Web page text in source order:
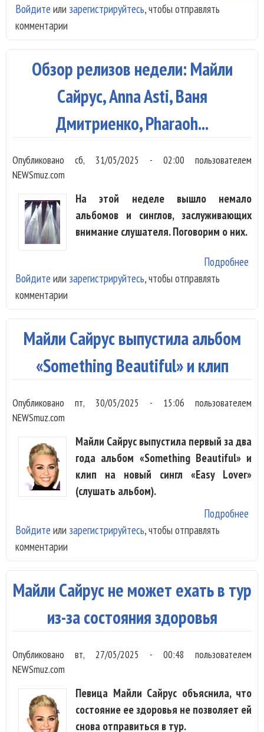
Войдите или зарегистрируйтесь, чтобы отправлять
комментарии
Обзор релизов недели: Майли
Сайрус, Anna Asti, Ваня
Дмитриенко, Pharaoh...
Опубликованосб, 31/05/2025 - 02:00 пользователем
NEWSmuz.com
На этой неделе вышло немало
альбомов и синглов, заслуживающих
внимание слушателя. Поговорим о них.
Подробнее
Войдите или зарегистрируйтесь, чтобы отправлять
комментарии
Майли Сайрус выпустила альбом
«Something Beautiful» и клип
Опубликованопт, 30/05/2025 - 15:06 пользователем
NEWSmuz.com
Майли Сайрус выпустила первый за два
года альбом «Something Beautiful» и
клип на новый сингл «Easy Lover»
(слушать альбом).
Подробнее
Войдите или зарегистрируйтесь, чтобы отправлять
комментарии
Майли Сайрус не может ехать в тур
из-за состояния здоровья
Опубликовановт, 27/05/2025 - 00:48 пользователем
NEWSmuz.com
Певица Майли Сайрус объяснила, что
состояние ее здоровья не позволяет ей
снова отправиться в тур.